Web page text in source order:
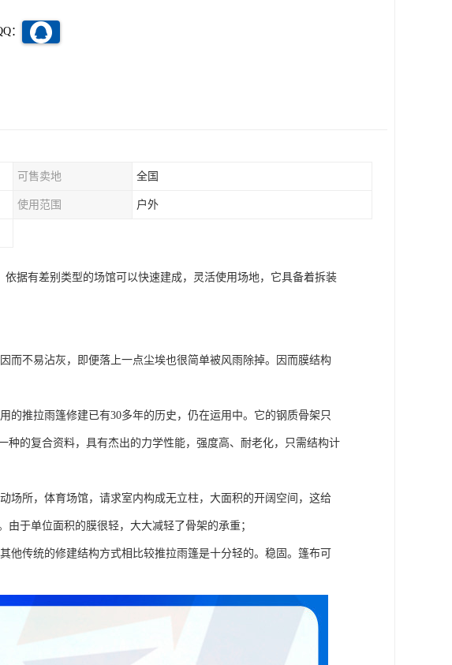
：
可售卖地 全国
使用范围 户外
据有差别类型的场馆可以快速建成，灵活使用场地，它具备着拆装
而不易沾灰，即便落上一点尘埃也很简单被风雨除掉。因而膜结构
的推拉雨篷修建已有30多年的历史，仍在运用中。它的钢质骨架只
的复合资料，具有杰出的力学性能，强度高、耐老化，只需结构计
场所，体育场馆，请求室内构成无立柱，大面积的开阔空间，这给
于单位面积的膜很轻，大大减轻了骨架的承重；
传统的修建结构方式相比较推拉雨篷是十分轻的。稳固。篷布可